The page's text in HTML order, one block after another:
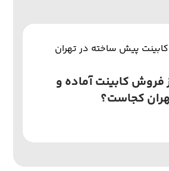
فروش کابینت آماده و
کجاست؟